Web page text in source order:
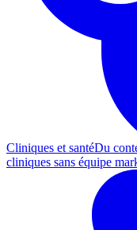
Cliniques et santéDu
cliniques sans équipe